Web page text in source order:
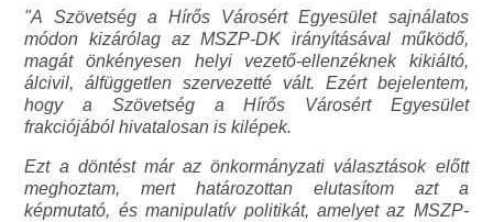
"A Szövetség a Hírős Városért Egyesület sajnálatos
módon kizárólag az MSZP-DK irányításával működő,
magát önkényesen helyi vezető-ellenzéknek kikiáltó,
álcivil, álfüggetlen szervezetté vált. Ezért bejelentem,
hogy a Szövetség a Hírős Városért Egyesület
frakciójából hivatalosan is kilépek.
Ezt a döntést már az önkormányzati választások előtt
meghoztam, mert határozottan elutasítom azt a
képmutató, és manipulatív politikát, amelyet az MSZP-